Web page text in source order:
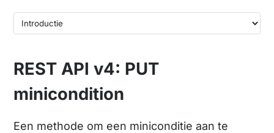
REST API v4: PUT
minicondition
Een methode om een miniconditie aan te